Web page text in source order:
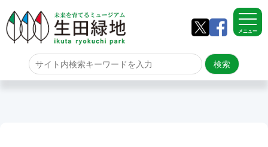
メニュー
ホーム